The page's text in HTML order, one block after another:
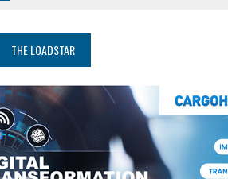
2026 | NATIONAL AIRLINES VOERT LANGSTE
2026 | STAKING CABINEPERSONEEL NOORSE TAK SAS
THE LOADSTAR